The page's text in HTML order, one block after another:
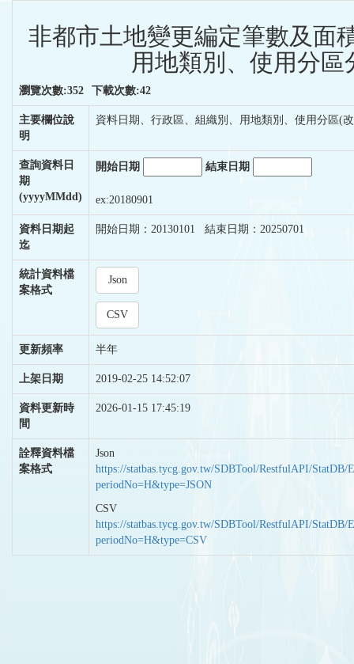
非都市土地變更編定筆數及面
用地類別、使用分區
瀏覽次數:352 下載次數:42
主要欄位說
明
資料日期、行政區、組織別、用地類別、使用分區(
查詢資料日
期
(yyyyMMdd)
開始日期 結束日期
ex:20180901
資料日期起
迄
開始日期：20130101 結束日期：20250701
統計資料檔
案格式
Json
CSV
更新頻率 半年
上架日期 2019-02-25 14:52:07
資料更新時
間
2026-01-15 17:45:19
詮釋資料檔
案格式
Json
https://statbas.tycg.gov.tw/SDBTool/RestfulAPI/StatDB/
periodNo=H&type=JSON
CSV
https://statbas.tycg.gov.tw/SDBTool/RestfulAPI/StatDB/
periodNo=H&type=CSV